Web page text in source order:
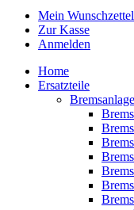
Mein Wunschzettel
Zur Kasse
Anmelden
Home
Ersatzteile
Bremsanlage